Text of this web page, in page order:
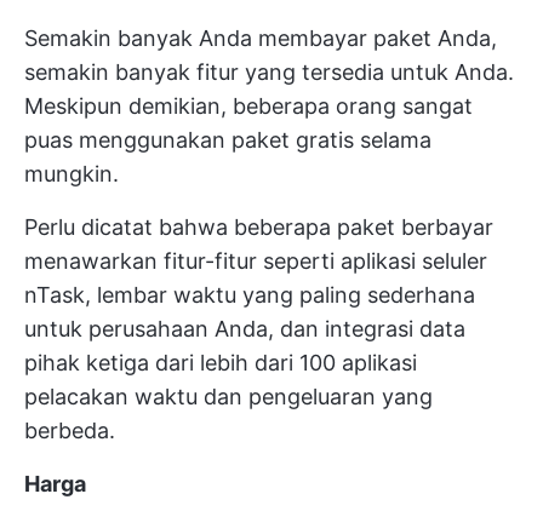
Semakin banyak Anda membayar paket Anda,
semakin banyak fitur yang tersedia untuk Anda.
Meskipun demikian, beberapa orang sangat
puas menggunakan paket gratis selama
mungkin.
Perlu dicatat bahwa beberapa paket berbayar
menawarkan fitur-fitur seperti aplikasi seluler
nTask, lembar waktu yang paling sederhana
untuk perusahaan Anda, dan integrasi data
pihak ketiga dari lebih dari 100 aplikasi
pelacakan waktu dan pengeluaran yang
berbeda.
Harga